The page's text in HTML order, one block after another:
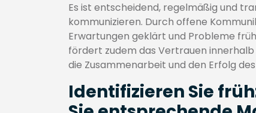
Es ist entscheidend, regelmäßig und
kommunizieren. Durch offene
Erwartungen geklärt und Probleme
fördert zudem das Vertrauen
die Zusammenarbeit und den Erfolg
Identifizieren Sie